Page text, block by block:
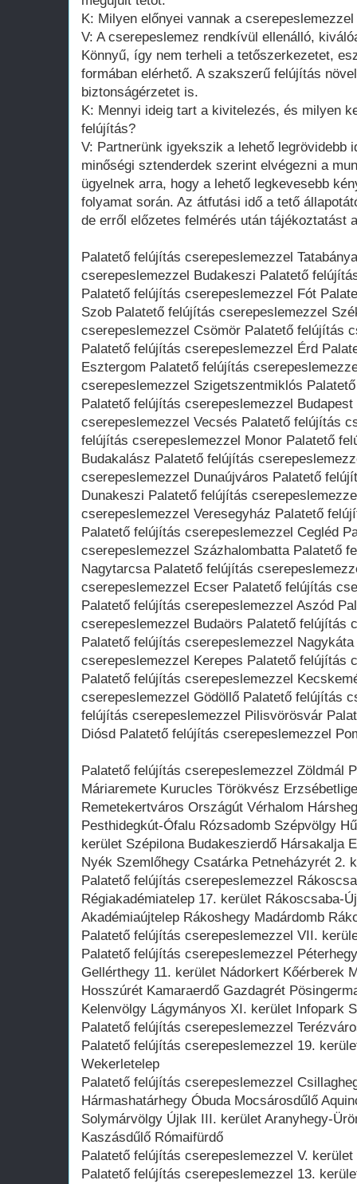
K: Milyen előnyei vannak a
V: A cserepeslemez rendkívül ellenálló,
Könnyű, így nem terheli a tetőszerkezetet,
formában elérhető. A szakszerű felújítás
biztonságérzetet is.
K: Mennyi ideig tart a kivitelezés, és milyen
felújítás?
V: Partnerünk igyekszik a lehető legrövidebb
minőségi sztenderdek szerint elvégezni a
ügyelnek arra, hogy a lehető legkevesebb
folyamat során. Az átfutási idő a tető
de erről előzetes felmérés után tájékoztatást
Palatető felújítás cserepeslemezzel
cserepeslemezzel Budakeszi Palatető
Palatető felújítás cserepeslemezzel Fót
Szob Palatető felújítás cserepeslemezzel
cserepeslemezzel Csömör Palatető felújítás
Palatető felújítás cserepeslemezzel Érd
Esztergom Palatető felújítás
cserepeslemezzel Szigetszentmiklós
Palatető felújítás cserepeslemezzel
cserepeslemezzel Vecsés Palatető felújítás
felújítás cserepeslemezzel Monor Palatető
Budakalász Palatető felújítás
cserepeslemezzel Dunaújváros Palatető
Dunakeszi Palatető felújítás
cserepeslemezzel Veresegyház Palatető
Palatető felújítás cserepeslemezzel Cegléd
cserepeslemezzel Százhalombatta Palatető
Nagytarcsa Palatető felújítás
cserepeslemezzel Ecser Palatető felújítás
Palatető felújítás cserepeslemezzel Aszód
cserepeslemezzel Budaörs Palatető felújítás
Palatető felújítás cserepeslemezzel
cserepeslemezzel Kerepes Palatető felújítás
Palatető felújítás cserepeslemezzel
cserepeslemezzel Gödöllő Palatető felújítás
felújítás cserepeslemezzel Pilisvörösvár
Diósd Palatető felújítás cserepeslemezzel
Palatető felújítás cserepeslemezzel Zöldmál
Máriaremete Kurucles Törökvész
Remetekertváros Országút Vérhalom
Pesthidegkút-Ófalu Rózsadomb Szépvölgy
kerület Szépilona Budakeszierdő Hársakalja
Nyék Szemlőhegy Csatárka Petneházyrét 2.
Palatető felújítás cserepeslemezzel
Régiakadémiatelep 17. kerület Rákoscsaba-
Akadémiaújtelep Rákoshegy Madárdomb
Palatető felújítás cserepeslemezzel VII.
Palatető felújítás cserepeslemezzel
Gellérthegy 11. kerület Nádorkert Kőérberek
Hosszúrét Kamaraerdő Gazdagrét
Kelenvölgy Lágymányos XI. kerület Infopark
Palatető felújítás cserepeslemezzel
Palatető felújítás cserepeslemezzel 19.
Wekerletelep
Palatető felújítás cserepeslemezzel
Hármashatárhegy Óbuda Mocsárosdűlő
Solymárvölgy Újlak III. kerület Aranyhegy-
Kaszásdűlő Rómaifürdő
Palatető felújítás cserepeslemezzel V.
Palatető felújítás cserepeslemezzel 13.